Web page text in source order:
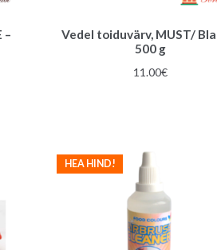
–
Vedel toiduvärv, MUST/
500 g
11.00€
HEA HIND!